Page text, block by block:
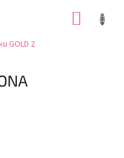
GOLD 2